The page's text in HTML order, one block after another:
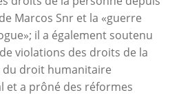
Marcos Snr et la «guerre
il a également soutenu
violations des droits de la
du droit humanitaire
et a prôné des réformes